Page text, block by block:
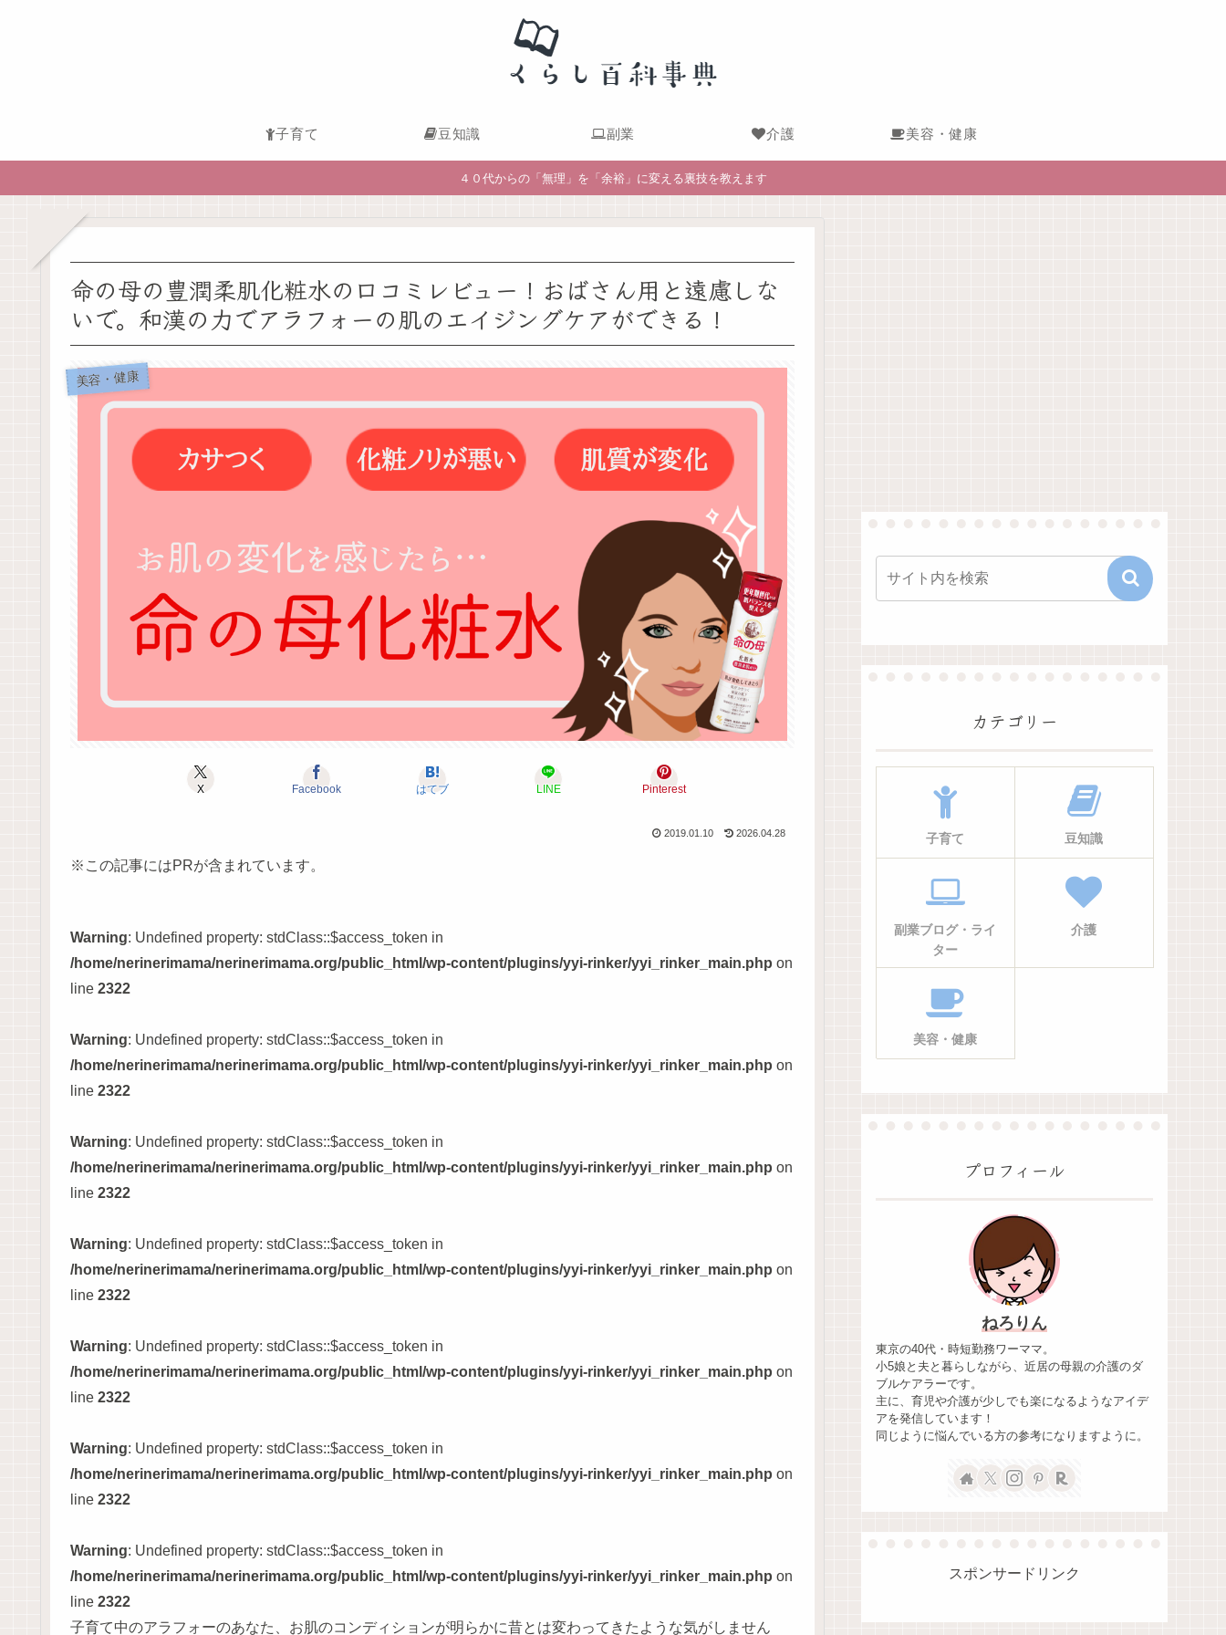
子育て 豆知識 副業 介護 美容・健康
４０代からの「無理」を「余裕」に変える裏技を教えます
命の母の豊潤柔肌化粧水の口コミレビュー！おばさん用と遠慮しな
いで。和漢の力でアラフォーの肌のエイジングケアができる！
美容・健康
X Facebook はてブ LINE Pinterest
2019.01.10 2026.04.28
※この記事にはPRが含まれています。
Warning: Undefined property: stdClass::$access_token in
/home/nerinerimama/nerinerimama.org/public_html/wp-content/plugins/yyi-rinker/yyi_rinker_main.php on
line 2322
Warning: Undefined property: stdClass::$access_token in
/home/nerinerimama/nerinerimama.org/public_html/wp-content/plugins/yyi-rinker/yyi_rinker_main.php on
line 2322
Warning: Undefined property: stdClass::$access_token in
/home/nerinerimama/nerinerimama.org/public_html/wp-content/plugins/yyi-rinker/yyi_rinker_main.php on
line 2322
Warning: Undefined property: stdClass::$access_token in
/home/nerinerimama/nerinerimama.org/public_html/wp-content/plugins/yyi-rinker/yyi_rinker_main.php on
line 2322
Warning: Undefined property: stdClass::$access_token in
/home/nerinerimama/nerinerimama.org/public_html/wp-content/plugins/yyi-rinker/yyi_rinker_main.php on
line 2322
Warning: Undefined property: stdClass::$access_token in
/home/nerinerimama/nerinerimama.org/public_html/wp-content/plugins/yyi-rinker/yyi_rinker_main.php on
line 2322
Warning: Undefined property: stdClass::$access_token in
/home/nerinerimama/nerinerimama.org/public_html/wp-content/plugins/yyi-rinker/yyi_rinker_main.php on
line 2322
子育て中のアラフォーのあなた、お肌のコンディションが明らかに昔とは変わってきたような気がしません
カテゴリー
子育て 豆知識
副業ブログ・ライ
ター
介護
美容・健康
プロフィール
ねろりん
東京の40代・時短勤務ワーママ。
小5娘と夫と暮らしながら、近居の母親の介護のダ
ブルケアラーです。
主に、育児や介護が少しでも楽になるようなアイデ
アを発信しています！
同じように悩んでいる方の参考になりますように。
スポンサードリンク